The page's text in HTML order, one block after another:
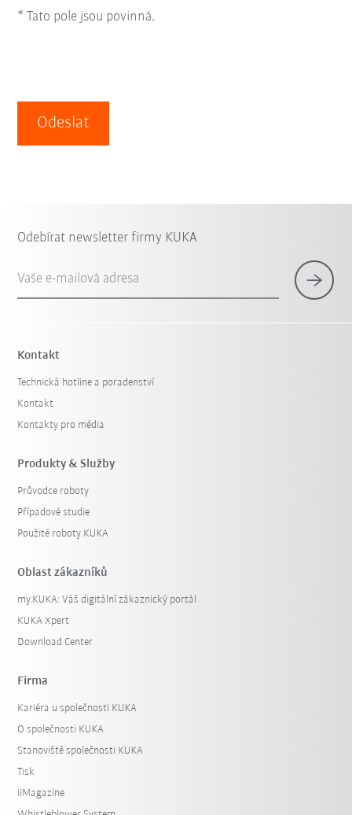
* Tato pole jsou povinná.
Odeslat
Odebírat newsletter firmy KUKA
Vaše e-mailová adresa
Kontakt
Technická hotline a poradenství
Kontakt
Kontakty pro média
Produkty & Služby
Průvodce roboty
Případové studie
Použité roboty KUKA
Oblast zákazníků
my.KUKA: Váš digitální zákaznický portál
KUKA Xpert
Download Center
Firma
Kariéra u společnosti KUKA
O společnosti KUKA
Stanoviště společnosti KUKA
Tisk
iiMagazine